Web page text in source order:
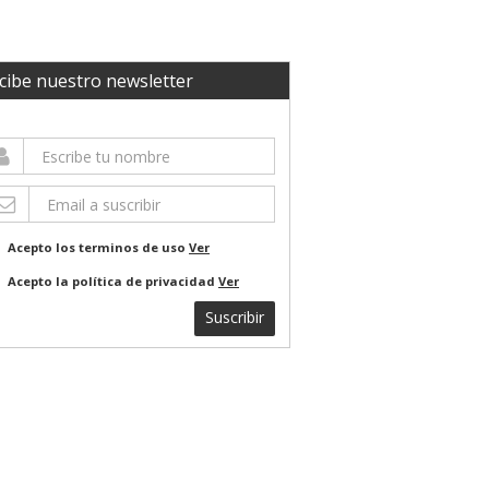
nuestro newsletter
Acepto los terminos de uso Ver
Acepto la política de privacidad Ver
Suscribir